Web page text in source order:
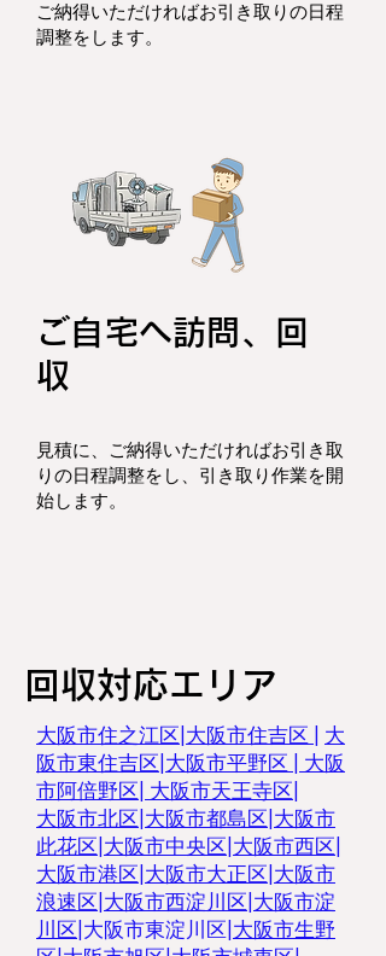
ご納得いただければお引き取りの日程
調整をします。
ご自宅へ訪問、回
収
見積に、ご納得いただければお引き取
りの日程調整をし、 引き取り作業を開
始します。
回収対応エリア
大阪市住之江区 大阪市住吉区 |
大
阪市東住吉区 大阪市平野区
大阪
市阿倍野区 大阪市天王寺区
大阪市北区 大阪市都島区 大阪市
此花区 大阪市中央区 大阪市西区
大阪市港区 大阪市大正区 大阪市
浪速区 大阪市西淀川区 大阪市淀
川区 大阪市東淀川区 大阪市生野